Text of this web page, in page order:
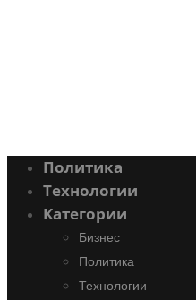
Политика
Технологии
Категории
Бизнес
Политика
Технологии